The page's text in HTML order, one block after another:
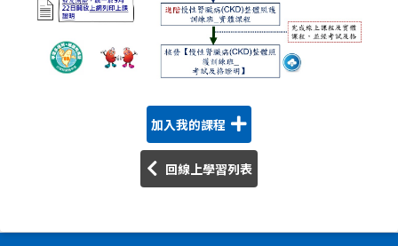
加入我的課程
回線上學習列表